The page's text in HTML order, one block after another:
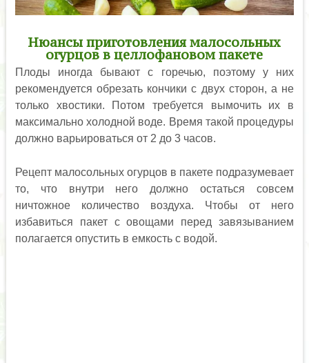
Нюансы приготовления малосольных
огурцов в целлофановом пакете
Плоды иногда бывают с горечью, поэтому у них
рекомендуется обрезать кончики с двух сторон, а не
только хвостики. Потом требуется вымочить их в
максимально холодной воде. Время такой процедуры
должно варьироваться от 2 до 3 часов.
Рецепт малосольных огурцов в пакете подразумевает
то, что внутри него должно остаться совсем
ничтожное количество воздуха. Чтобы от него
избавиться пакет с овощами перед завязыванием
полагается опустить в емкость с водой.